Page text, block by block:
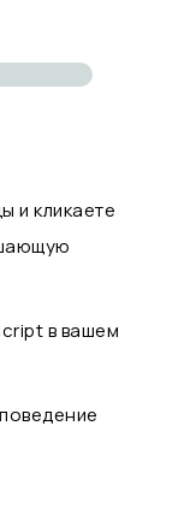
и кликаете
в вашем